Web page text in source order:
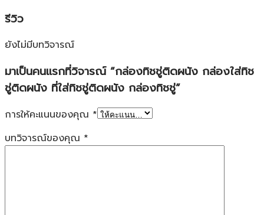
รีวิว
ยังไม่มีบทวิจารณ์
มาเป็นคนแรกที่วิจารณ์ “กล่องทิชชู่ติดผนัง กล่องใส่ทิช
ชู่ติดผนัง ที่ใส่ทิชชู่ติดผนัง กล่องทิชชู่”
การให้คะแนนของคุณ *
บทวิจารณ์ของคุณ *